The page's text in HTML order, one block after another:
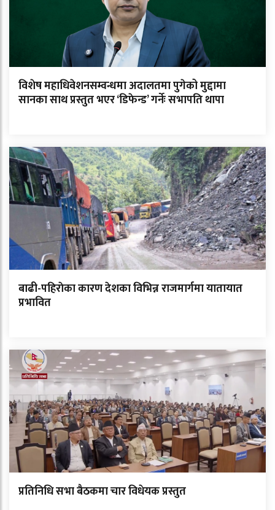
विशेष महाधिवेशनसम्वन्धमा अदालतमा पुगेको मुद्दामा
सानका साथ प्रस्तुत भएर ‘डिफेन्ड’ गर्नेः सभापति थापा
बाढी-पहिराेका कारण देशका विभिन्न राजमार्गमा यातायात
प्रभावित
प्रतिनिधि सभा बैठकमा चार विधेयक प्रस्तुत